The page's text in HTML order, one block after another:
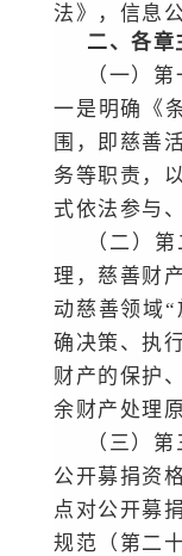
法》，信息
二、各章
（一）
一是明确《
围，即慈善
务等职责，
式依法参与
（二）
理，慈善财
动慈善领域
确决策、执
财产的保护
余财产处理
（三）
公开募捐资
点对公开募
规范（第二